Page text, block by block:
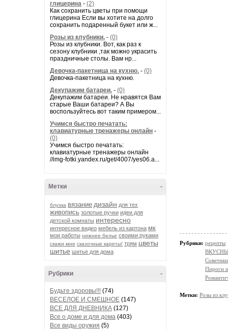
глицерина - (2)
Как сохранить цветы при помощи
глицерина Если вы хотите на долго
сохранить подаренный букет или ж...
Розы из клубники. - (0)
Розы из клубники. Вот, как раз к
сезону клубники ,так можно украсить
праздничные столы. Вам нр...
Девочка-пакетница на кухню. - (0)
Девочка-пакетница на кухню.
Декупажим батареи. - (0)
Декупажим батареи. Не нравятся Вам
старые Ваши батареи? А Вы
воспользуйтесь вот таким примером...
Учимся быстро печатать:
клавиатурные тренажеры онлайн -
(0)
Учимся быстро печатать:
клавиатурные тренажеры онлайн
//img-fotki.yandex.ru/get/4007/yes06.a...
-
Метки
блузка вязание дизайн для тех
живопись золотые ручки идеи для
детской комнаты интересно
интересное видео мебель из картона мк
мои работы нижнее белье своими руками
скажи мне сказочные кареты! трям цветы
шитье шитье для дома
-
Рубрики
Будьте здоровы!!! (74)
ВЕСЕЛОЕ И СМЕШНОЕ (147)
ВСЕ ДЛЯ ДНЕВНИКА (127)
Все о доме и для дома (403)
Все виды оружия (5)
Рубрики: рецепты
Пироги
Метки: Розы из